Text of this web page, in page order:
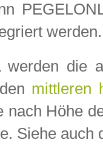
werden.
werden die
mittleren
nach Höhe
Siehe auch